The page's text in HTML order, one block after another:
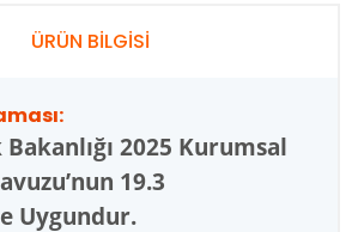
ÜRÜN BİLGİSİ
Bakanlığı 2025 Kurumsal
19.3
Uygundur.